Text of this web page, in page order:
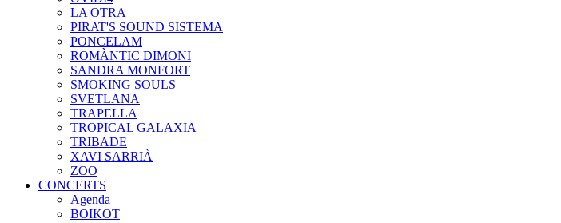
LA OTRA
PIRAT'S SOUND SISTEMA
PONCELAM
ROMÀNTIC DIMONI
SANDRA MONFORT
SMOKING SOULS
SVETLANA
TRAPELLA
TROPICAL GALAXIA
TRIBADE
XAVI SARRIÀ
ZOO
CONCERTS
Agenda
BOIKOT